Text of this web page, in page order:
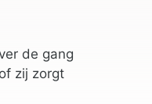
de gang
zij zorgt